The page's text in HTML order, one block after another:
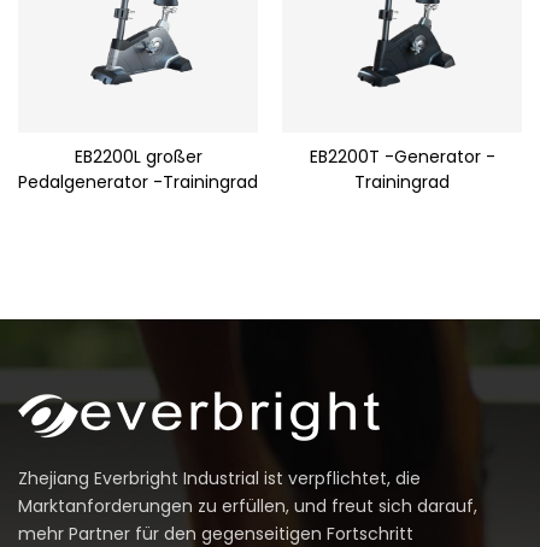
EB2200L großer
Pedalgenerator -Trainingrad
EB2200T -Generator -
Trainingrad
Zhejiang Everbright Industrial ist verpflichtet, die
Marktanforderungen zu erfüllen, und freut sich darauf,
mehr Partner für den gegenseitigen Fortschritt